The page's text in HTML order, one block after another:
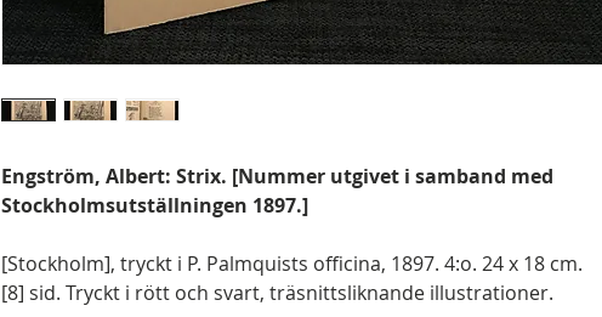
Engström, Albert: Strix. [Nummer utgivet i samband med
Stockholmsutställningen 1897.]
[Stockholm], tryckt i P. Palmquists officina, 1897. 4:o. 24 x 18 cm.
[8] sid. Tryckt i rött och svart, träsnittsliknande illustrationer.